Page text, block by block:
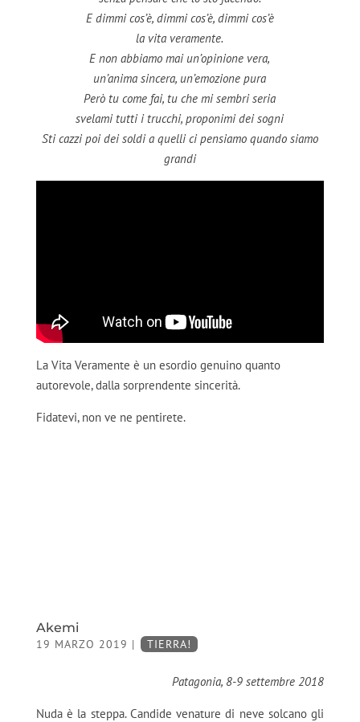
E dimmi cos’è, dimmi cos’è, dimmi cos’è
la vita veramente.
E non abbiamo mai un’opinione vera,
un’anima sincera, un’emozione pura
Però tu come fai, tu che mi sembri seria
svelami tutti i trucchi, proponimi dei sogni
Sti cazzi poi dei soldi a quelli ci pensiamo quando siamo
grandi
La Vita Veramente è un esordio genuino quanto
autorevole, dalla sorprendente sincerità.
Fidatevi, non ve ne pentirete.
Akemi
19 MARZO 2019 | TIERRA!
Patagonia, 8-9 settembre 2018
Nuda è la steppa. Candide venature di neve solcano gli